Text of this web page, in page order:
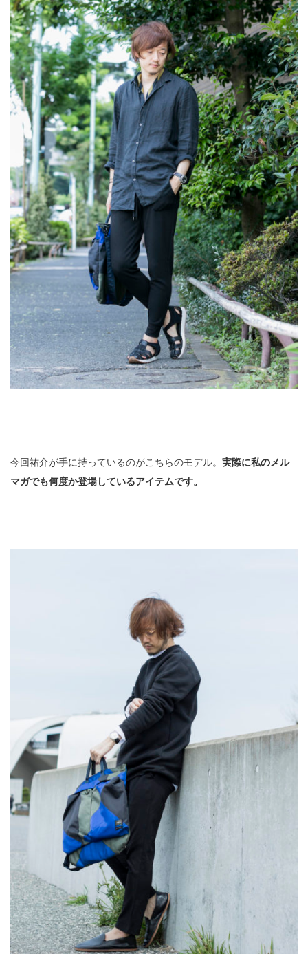
今回祐介が手に持っているのがこちらのモデル。 実際に私のメル
マガでも何度か登場しているアイテムです。